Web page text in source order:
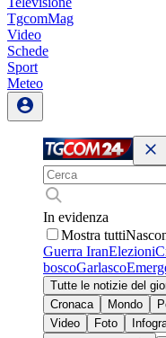
TgcomMag
Video
Schede
Sport
Meteo
In evidenza
Mostra tutti
Guerra IranElezioni
boscoGarlasco
Tutte le notizie del
Cronaca
Mondo
Video
Foto